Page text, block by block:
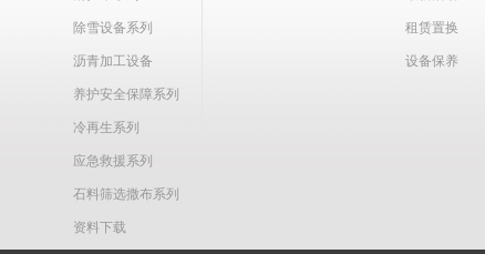
除雪设备系列
沥青加工设备
养护安全保障系列
冷再生系列
应急救援系列
石料筛选撒布系列
资料下载
租赁置换
设备保养